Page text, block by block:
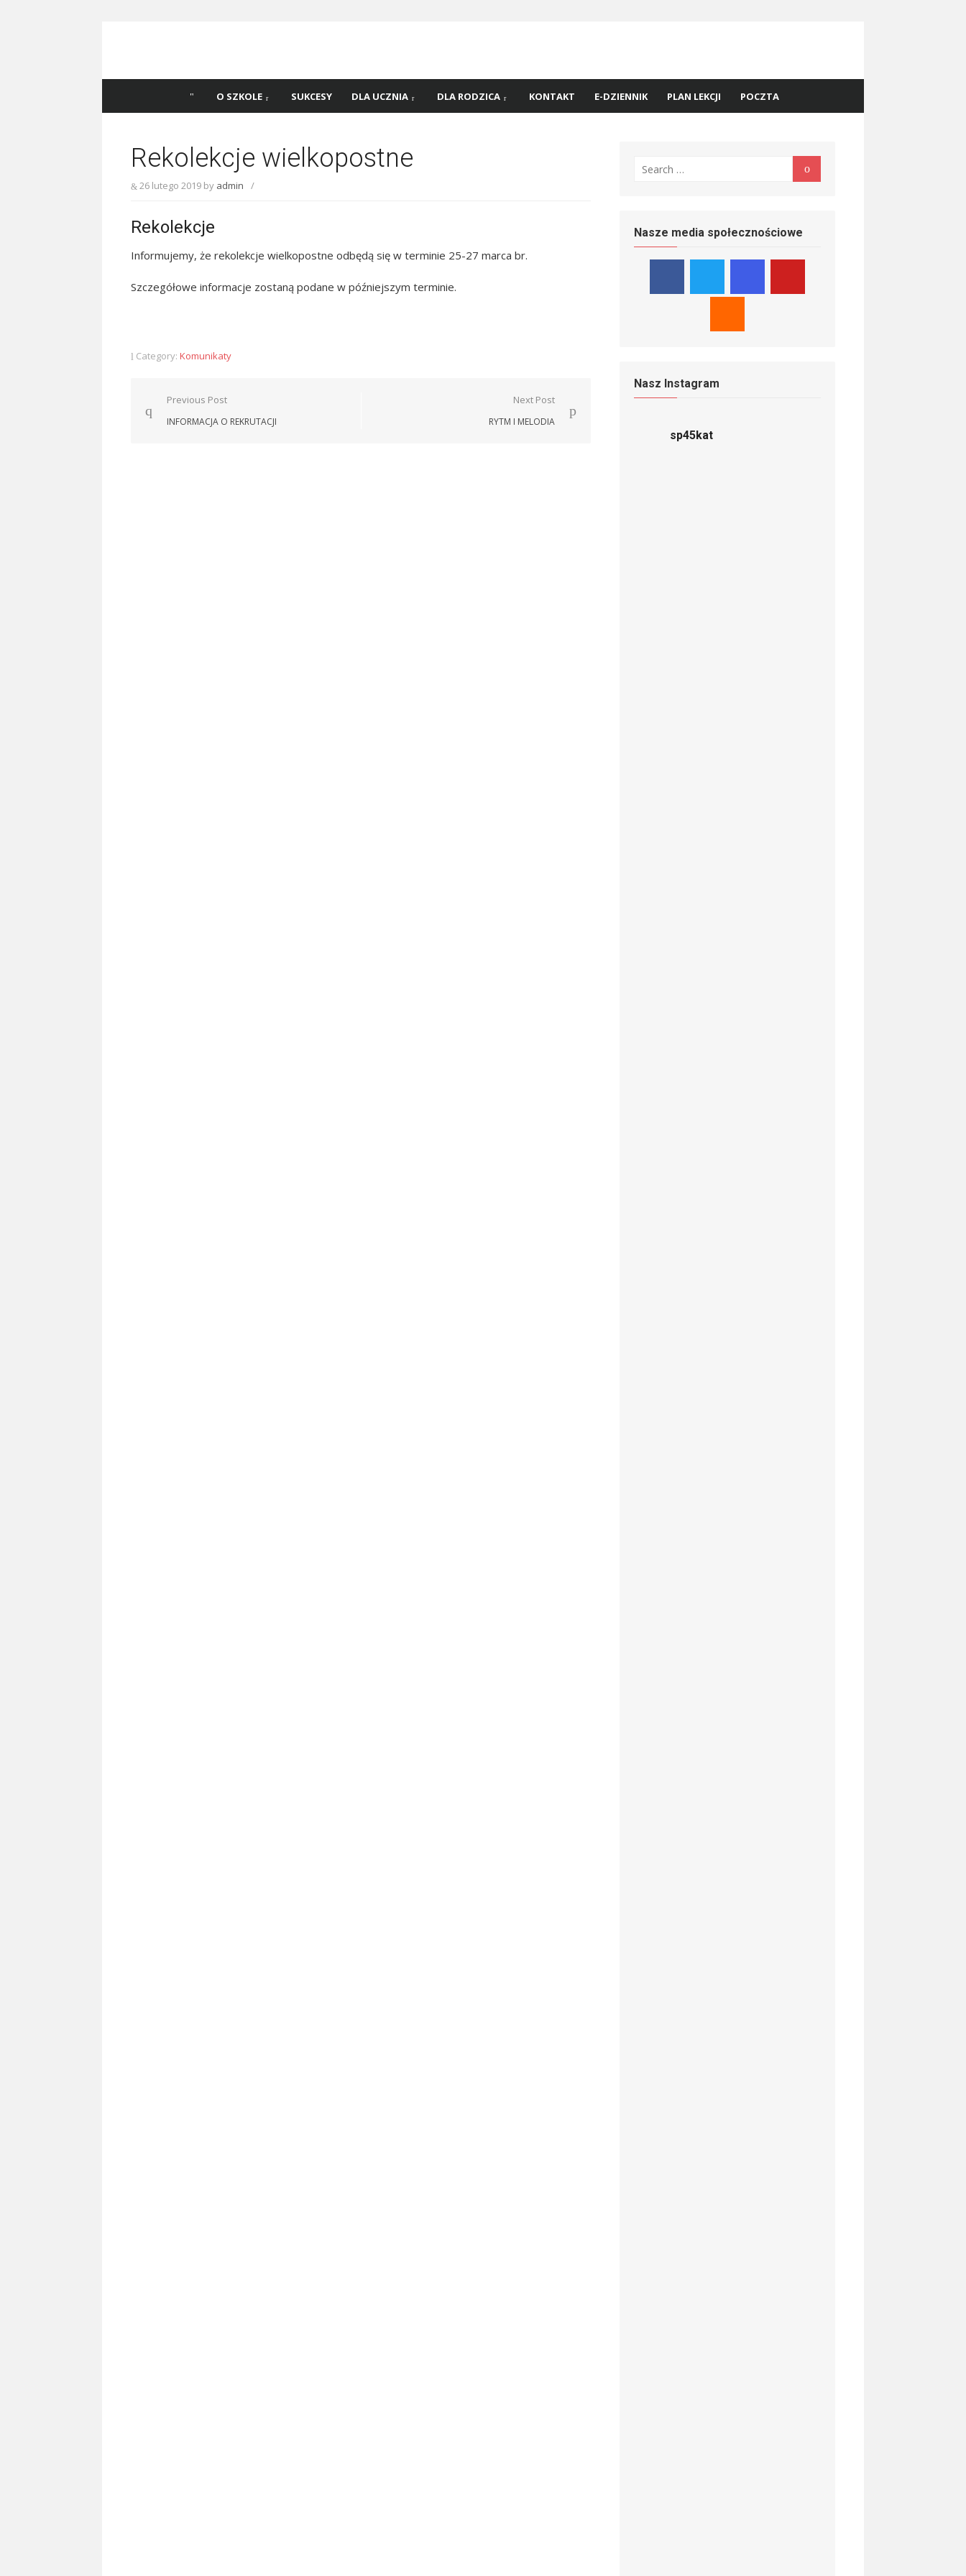
45 w Katowicach!
Katowicach
O SZKOLE SUKCESY DLA UCZNIA DLA RODZICA KONTAKT E-DZIENNIK PLAN LEKCJI POCZTA
Rekolekcje wielkopostne
26 lutego 2019 by admin /
Rekolekcje
Informujemy, że rekolekcje wielkopostne odbędą się w terminie 25-27 marca br.
Szczegółowe informacje zostaną podane w późniejszym terminie.
Category: Komunikaty
Nawigacja
wpisu
Previous Post
INFORMACJA O REKRUTACJI
Next Post
RYTM I MELODIA
for: Search
Nasze media społecznościowe
Nasz Instagram
sp45kat